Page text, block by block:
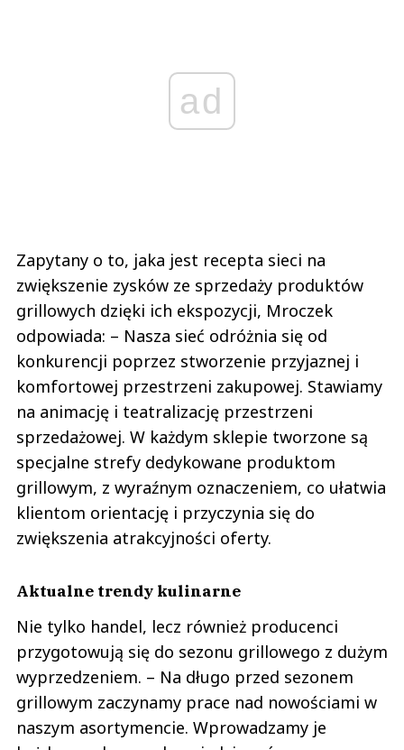
ad
Zapytany o to, jaka jest recepta sieci na
zwiększenie zysków ze sprzedaży produktów
grillowych dzięki ich ekspozycji, Mroczek
odpowiada: – Nasza sieć odróżnia się od
konkurencji poprzez stworzenie przyjaznej i
komfortowej przestrzeni zakupowej. Stawiamy
na animację i teatralizację przestrzeni
sprzedażowej. W każdym sklepie tworzone są
specjalne strefy dedykowane produktom
grillowym, z wyraźnym oznaczeniem, co ułatwia
klientom orientację i przyczynia się do
zwiększenia atrakcyjności oferty.
Aktualne trendy kulinarne
Nie tylko handel, lecz również producenci
przygotowują się do sezonu grillowego z dużym
wyprzedzeniem. – Na długo przed sezonem
grillowym zaczynamy prace nad nowościami w
naszym asortymencie. Wprowadzamy je